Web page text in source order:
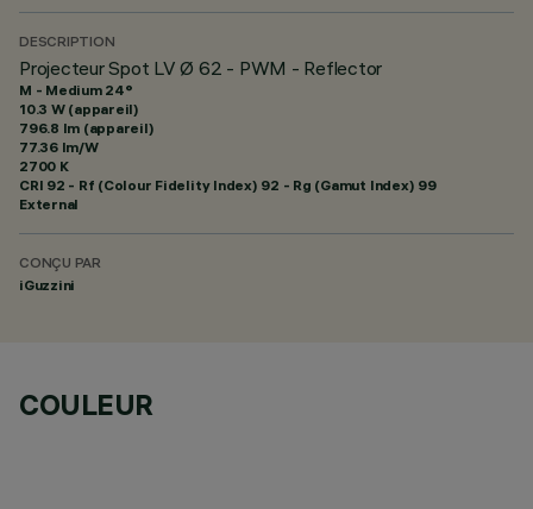
DESCRIPTION
Projecteur Spot LV Ø 62 - PWM - Reflector
M - Medium 24°
10.3 W (appareil)
796.8 lm (appareil)
77.36 lm/W
2700 K
CRI 92 - Rf (Colour Fidelity Index) 92 - Rg (Gamut Index) 99
External
CONÇU PAR
iGuzzini
COULEUR